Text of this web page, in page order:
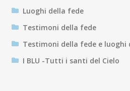
Luoghi della fede
Testimoni della fede
Testimoni della fede e luoghi
I BLU -Tutti i santi del Cielo